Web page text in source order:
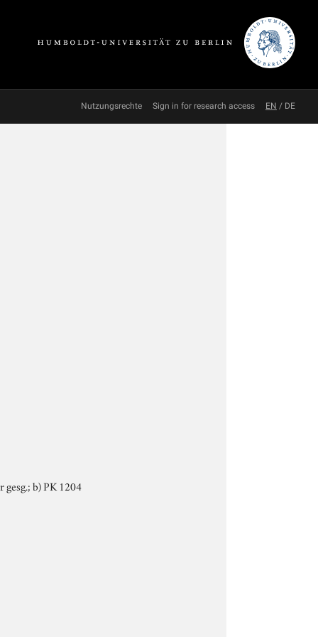
Nutzungsrechte Sign in for research access EN / DE
b) PK 1204